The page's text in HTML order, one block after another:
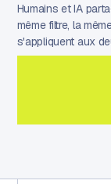
Humains et IA
même filtre, la
s'appliquent aux